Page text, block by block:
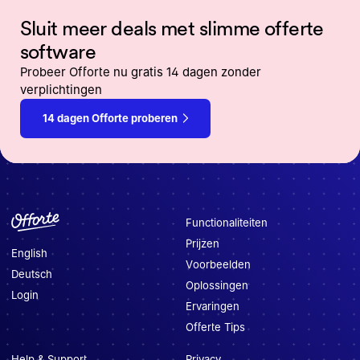
live te zetten ligt hoog, want een offerte moet klinken als jou
Sluit meer deals met slimme offerte
software
Probeer Offorte nu gratis 14 dagen zonder
verplichtingen
14 dagen Offorte proberen
English
Deutsch
Login
Functionaliteiten
Prijzen
Voorbeelden
Oplossingen
Ervaringen
Offerte Tips